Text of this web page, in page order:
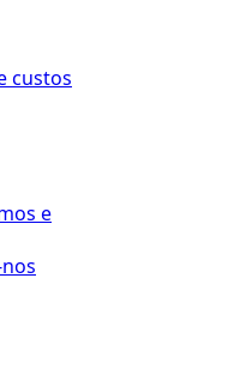
custos
e